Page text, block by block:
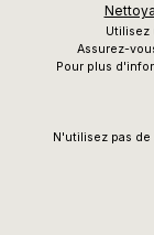
Utilisez
Assurez-
Pour plus
N'utilisez pas